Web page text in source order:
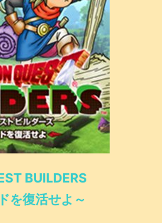
BUILDERS
を復活せよ～